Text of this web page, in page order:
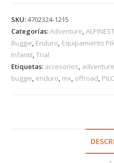
SKU:4702324-1215
Categorías:Adventure,
Buggie, Enduro, Equipamiento
Infantil,Trial
Etiquetas: accesorios, adventure
buggie, enduro, mx, offroad,